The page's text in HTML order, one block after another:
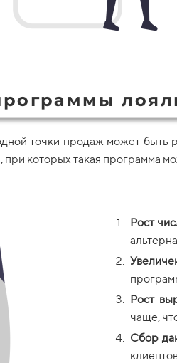
точки продаж может быть
при которых такая программа
Рост
Рост
чаще,
Сбор